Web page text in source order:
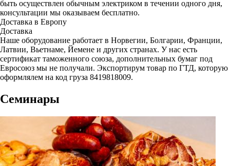
быть осуществлен обычным электриком в течении одного дня,
консультации мы оказываем бесплатно.
Доставка в Европу
Доставка
Наше оборудование работает в Норвегии, Болгарии, Франции,
Латвии, Вьетнаме, Йемене и других странах. У нас есть
сертификат таможенного союза, дополнительных бумаг под
Евросоюз мы не получали. Экспортирум товар по ГТД, которую
оформлялем на код груза 8419818009.
Семинары